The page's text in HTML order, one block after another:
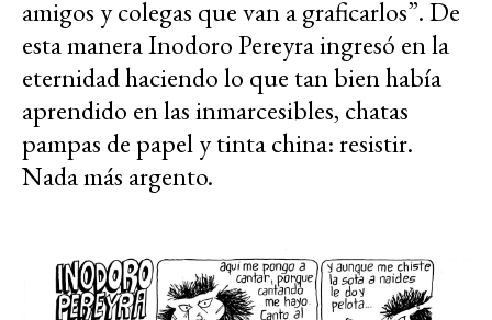
amigos y colegas que van a graficarlos”. De
esta manera Inodoro Pereyra ingresó en la
eternidad haciendo lo que tan bien había
aprendido en las inmarcesibles, chatas
pampas de papel y tinta china: resistir.
Nada más argento.